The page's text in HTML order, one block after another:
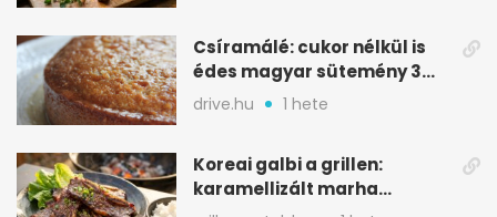
Csíramálé: cukor nélkül is
édes magyar sütemény 3
alapanyagból
drive.hu 1 hete
Koreai galbi a grillen:
karamellizált marha